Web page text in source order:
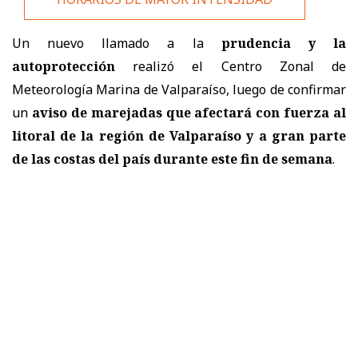
Un nuevo llamado a la prudencia y la
autoprotección realizó el Centro Zonal de
Meteorología Marina de Valparaíso, luego de confirmar
un aviso de marejadas que afectará con fuerza al
litoral de la región de Valparaíso y a gran parte
de las costas del país durante este fin de semana.